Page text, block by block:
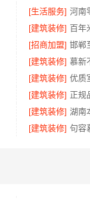
[生活服务]
[建筑装修]
[招商加盟]
[建筑装修] 慕新
[建筑装修]
[建筑装修]
[建筑装修]
[建筑装修]